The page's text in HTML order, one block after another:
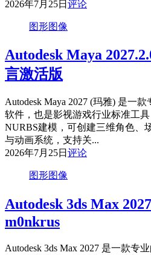
2026年7月25日 评论
图形图像
Autodesk Maya
言激活版
Autodesk Maya 2027 (玛雅) 是一
软件，也是影视游戏行业标准工
NURBS建模，可创建三维角色、
与动画系统，支持关...
2026年7月25日 评论
图形图像
Autodesk 3ds Max
m0nkrus
Autodesk 3ds Max 2027 是一款专